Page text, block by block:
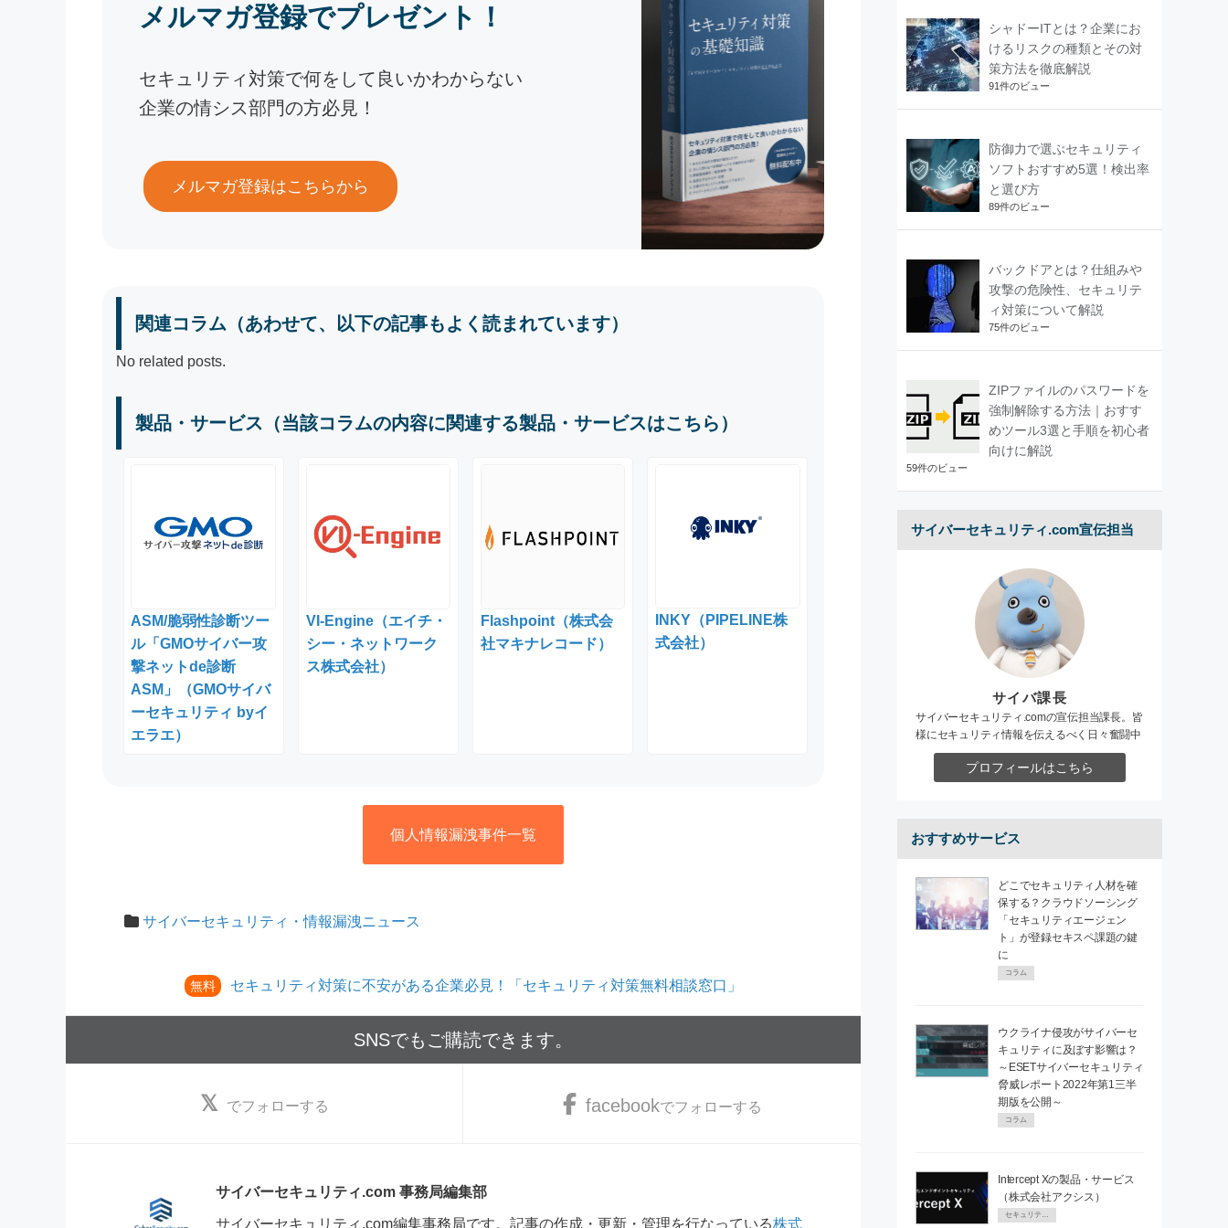
メルマガ登録でプレゼント！
セキュリティ対策で何をして良いかわからない
企業の情シス部門の方必見！
メルマガ登録はこちらから
関連コラム（あわせて、以下の記事もよく読まれています）
No related posts.
製品・サービス（当該コラムの内容に関連する製品・サービスはこちら）
ASM/脆弱性診断ツー
ル「GMOサイバー攻
撃ネットde診断
ASM」（GMOサイバ
ーセキュリティ byイ
エラエ）
VI-Engine（エイチ・
シー・ネットワーク
ス株式会社）
Flashpoint（株式会
社マキナレコード）
INKY（PIPELINE株
式会社）
個人情報漏洩事件一覧
サイバーセキュリティ・情報漏洩ニュース
無料 セキュリティ対策に不安がある企業必見！「セキュリティ対策無料相談窓口」
SNSでもご購読できます。
でフォローする facebookでフォローする
サイバーセキュリティ.com 事務局編集部
サイバーセキュリティ.com編集事務局です。記事の作成・更新・管理を行なっている株式
シャドーITとは？企業にお
けるリスクの種類とその対
策方法を徹底解説
91件のビュー
防御力で選ぶセキュリティ
ソフトおすすめ5選！検出率
と選び方
89件のビュー
バックドアとは？仕組みや
攻撃の危険性、セキュリテ
ィ対策について解説
75件のビュー
ZIPファイルのパスワードを
強制解除する方法｜おすす
めツール3選と手順を初心者
向けに解説
59件のビュー
サイバーセキュリティ.com宣伝担当
サイバ課長
サイバーセキュリティ.comの宣伝担当課長。皆
様にセキュリティ情報を伝えるべく日々奮闘中
プロフィールはこちら
おすすめサービス
どこでセキュリティ人材を確
保する？クラウドソーシング
「セキュリティエージェン
ト」が登録セキスペ課題の鍵
に
コラム
ウクライナ侵攻がサイバーセ
キュリティに及ぼす影響は？
～ESETサイバーセキュリティ
脅威レポート2022年第1三半
期版を公開～
コラム
Intercept Xの製品・サービス
（株式会社アクシス）
セキュリティPR